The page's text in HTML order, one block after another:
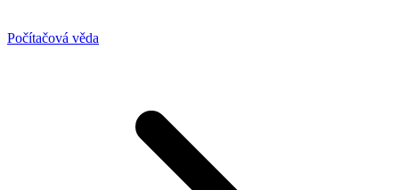
Počítačová věda